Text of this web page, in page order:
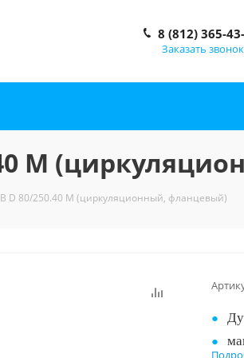
8 (812) 365-
Заказать звонок
M
D 80/250.40 M (циркуляционный, фланцевый)